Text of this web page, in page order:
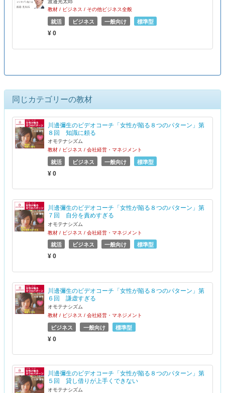
教材 / ビジネス / その他ビジネス全般
就活 ビジネス 一般向け 標準型
¥ 0
同じカテゴリーの教材
川邊彌生のビデオコーチ「女性が陥る８つのパターン」第
８回 知識に頼る
オモテナシズム
教材 / ビジネス / 会社経営・マネジメント
就活 ビジネス 一般向け 標準型
¥ 0
川邊彌生のビデオコーチ「女性が陥る８つのパターン」第
７回 自分を責めすぎる
オモテナシズム
教材 / ビジネス / 会社経営・マネジメント
就活 ビジネス 一般向け 標準型
¥ 0
川邊彌生のビデオコーチ「女性が陥る８つのパターン」第
６回 謙虚すぎる
オモテナシズム
教材 / ビジネス / 会社経営・マネジメント
ビジネス 一般向け 標準型
¥ 0
川邊彌生のビデオコーチ「女性が陥る８つのパターン」第
５回 貸し借りが上手くできない
オモテナシズム